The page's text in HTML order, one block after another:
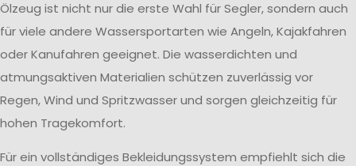
Ölzeug ist nicht nur die erste Wahl für Segler, sondern auch
für viele andere Wassersportarten wie Angeln, Kajakfahren
oder Kanufahren geeignet. Die wasserdichten und
atmungsaktiven Materialien schützen zuverlässig vor
Regen, Wind und Spritzwasser und sorgen gleichzeitig für
hohen Tragekomfort.
Für ein vollständiges Bekleidungssystem empfiehlt sich die